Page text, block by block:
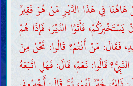
فِي هَذَا الدَّيْرِ مَنْ هُوَ فَقِيرٌ
يَسْتَخْبِرَكُمْ، فَأَتَوُا الدَّيْرَ، فَإِذَا هُمْ
فَقَالَ: مَنْ أَنْتُمْ؟ قَالُوا: نَحْنُ مِنَ
قَالُوا: نَعَمْ، قَالَ: فَهَلِ اتَّبَعَهُ